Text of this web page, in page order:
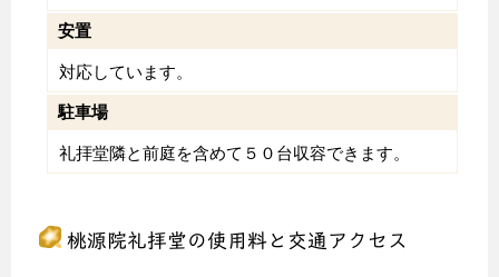
安置
対応しています。
駐車場
礼拝堂隣と前庭を含めて５０台収容できます。
桃源院礼拝堂の使用料と交通アクセス